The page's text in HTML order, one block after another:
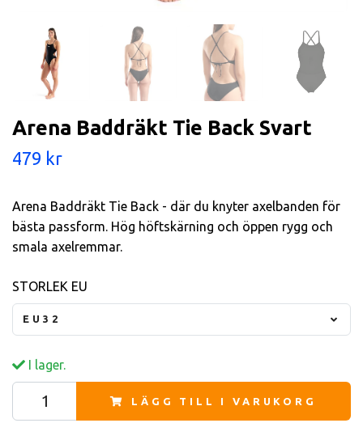
Arena Baddräkt Tie Back Svart
479 kr
Arena Baddräkt Tie Back - där du knyter axelbanden för
bästa passform. Hög höftskärning och öppen rygg och
smala axelremmar.
STORLEK EU
EU32
I lager.
LÄGG TILL I VARUKORG